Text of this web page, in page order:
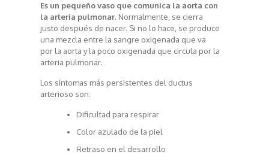
Es un pequeño vaso que comunica la aorta con
la arteria pulmonar. Normalmente, se cierra
justo después de nacer. Si no lo hace, se produce
una mezcla entre la sangre oxigenada que va
por la aorta y la poco oxigenada que circula por la
arteria pulmonar.
Los síntomas más persistentes del ductus
arterioso son:
Dificultad para respirar
Color azulado de la piel
Retraso en el desarrollo